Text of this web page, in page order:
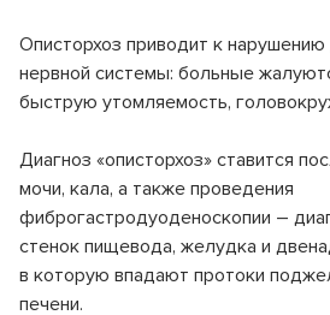
Описторхоз приводит к нарушению
нервной системы: больные
быструю утомляемость,
Диагноз «описторхоз» ставится
мочи, кала, а также проведения
фиброгастродуоденоскопии –
стенок пищевода, желудка и
в которую впадают протоки
печени.
Отделение реанимации и
Специалисты анестезиологи и
Специалист патологоанатом
Бактериологическая лаборатория
Микробиологические исследования
Клинико-диагностическая
Спектр клинических и биохимический
помощь
Информация Минздрава
Обратная связь
Перечень ЖНВЛ
Страховые медицинские